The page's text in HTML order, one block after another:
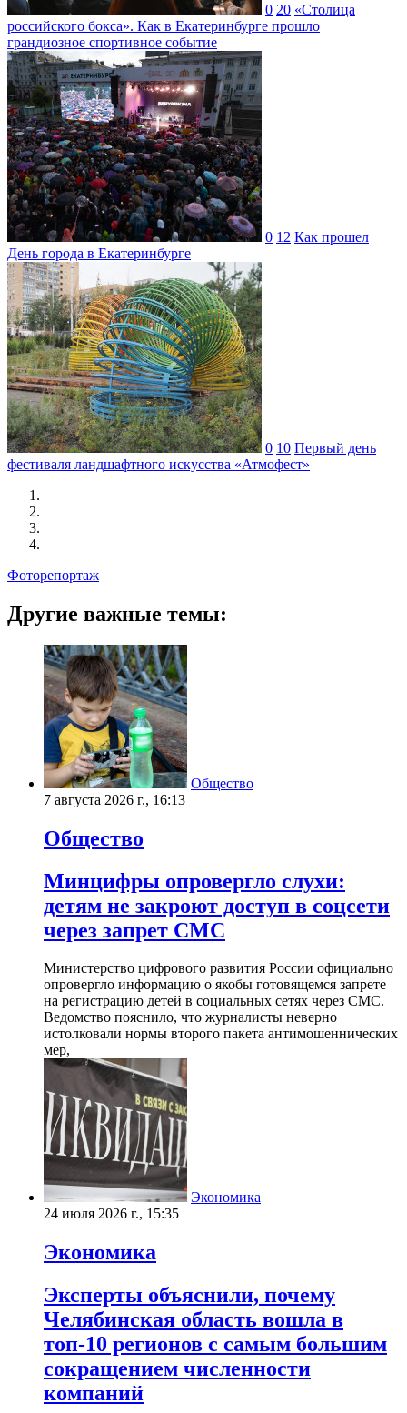
0 20 «Столица
российского бокса». Как в Екатеринбурге прошло
грандиозное спортивное событие
0 12 Как прошел
День города в Екатеринбурге
0 10 Первый день
фестиваля ландшафтного искусства «Атмофест»
Фоторепортаж
Другие важные темы:
Общество
7 августа 2026 г., 16:13
Общество
Минцифры опровергло слухи:
детям не закроют доступ в соцсети
через запрет СМС
Министерство цифрового развития России официально
опровергло информацию о якобы готовящемся запрете
на регистрацию детей в социальных сетях через СМС.
Ведомство пояснило, что журналисты неверно
истолковали нормы второго пакета антимошеннических
мер,
Экономика
24 июля 2026 г., 15:35
Экономика
Эксперты объяснили, почему
Челябинская область вошла в
топ-10 регионов с самым большим
сокращением численности
компаний